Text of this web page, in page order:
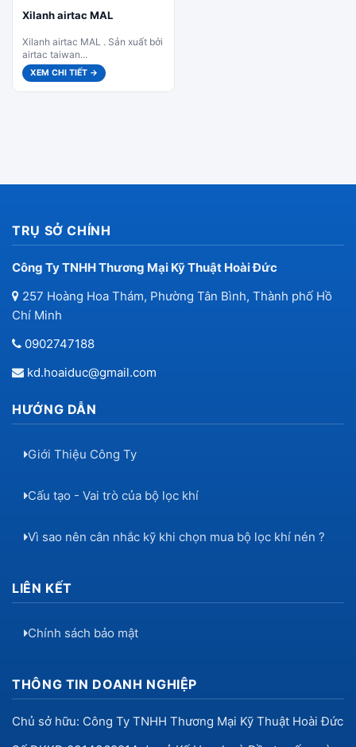
Xilanh airtac MAL
Xilanh airtac MAL . Sản xuất bởi
airtac taiwan...
XEM CHI TIẾT →
TRỤ SỞ CHÍNH
Công Ty TNHH Thương Mại Kỹ Thuật Hoài Đức
257 Hoàng Hoa Thám, Phường Tân Bình, Thành phố Hồ
Chí Minh
0902747188
kd.hoaiduc@gmail.com
HƯỚNG DẪN
Giới Thiệu Công Ty
Cấu tạo - Vai trò của bộ lọc khí
Vì sao nên cân nhắc kỹ khi chọn mua bộ lọc khí nén ?
LIÊN KẾT
Chính sách bảo mật
THÔNG TIN DOANH NGHIỆP
Chủ sở hữu: Công Ty TNHH Thương Mại Kỹ Thuật Hoài Đức